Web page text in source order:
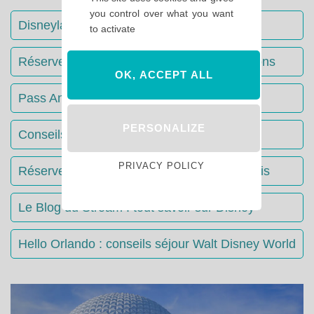
Disneyland Paris : Le guide complet
Réserver votre séjour : toutes les informations
Pass Annuels Disney : informations
Conseils & Astuces Disneyland Paris
Réserver votre restaurant à Disneyland Paris
Le Blog du Stream : tout savoir sur Disney+
Hello Orlando : conseils séjour Walt Disney World
you control over what you want
to activate
OK, ACCEPT ALL
PERSONALIZE
PRIVACY POLICY